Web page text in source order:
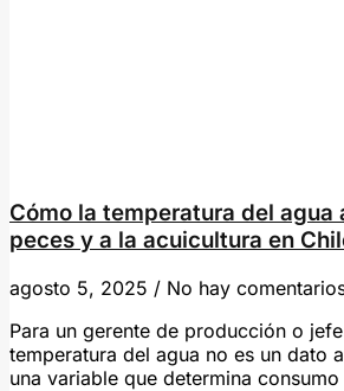
Cómo la temperatura del agua
peces y a la acuicultura en
agosto 5, 2025
No hay
Para un gerente de producción o
temperatura del agua no es un dato
una variable que determina consumo